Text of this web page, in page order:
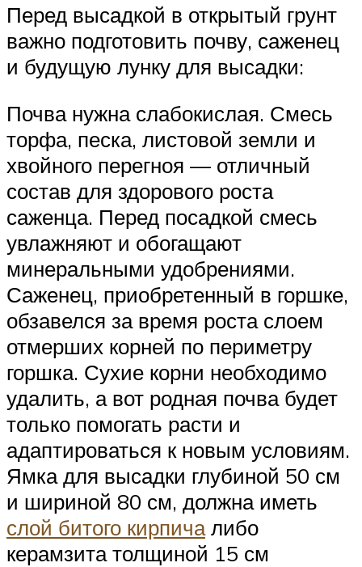
Перед высадкой в открытый грунт
важно подготовить почву, саженец
и будущую лунку для высадки:
Почва нужна слабокислая. Смесь
торфа, песка, листовой земли и
хвойного перегноя — отличный
состав для здорового роста
саженца. Перед посадкой смесь
увлажняют и обогащают
минеральными удобрениями.
Саженец, приобретенный в горшке,
обзавелся за время роста слоем
отмерших корней по периметру
горшка. Сухие корни необходимо
удалить, а вот родная почва будет
только помогать расти и
адаптироваться к новым условиям.
Ямка для высадки глубиной 50 см
и шириной 80 см, должна иметь
слой битого кирпичалибо
керамзита толщиной 15 см